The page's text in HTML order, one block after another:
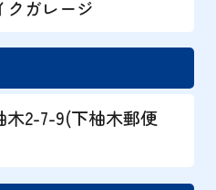
ガレージ
2-7-9(下柚木郵便